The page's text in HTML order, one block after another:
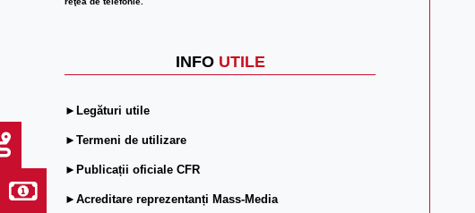
INFO UTILE
►Legături utile
►Termeni de utilizare
►Publicații oficiale CFR
►Acreditare reprezentanți Mass-Media